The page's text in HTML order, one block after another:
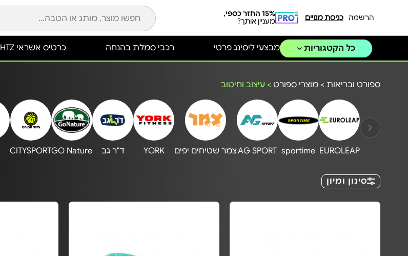
הרשמה כניסת מנויים
15% החזר כספי,
מעניין אותך?
כל הקטגוריות כרטיס אשראי HTZ מבצעי ליסינג פרטי רכבי סמלת בהנחה
ספורט ובריאות > מוצרי ספורט > עיצוב וחיטוב
EUROLEAP
sportime
AG SPORTצמר שטיחים יפים YORK ד"ר גב GO Nature
CITYSPORT
סינון ומיון